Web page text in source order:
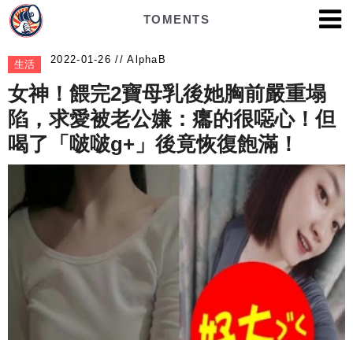
TOMENTS
生活 AlphaB
女神！餵完2寶母乳後她胸前嚴重塌
陷，求愛被老公嫌：癟的很噁心！但
喝了「啵啵g+」後竟恢復飽滿！